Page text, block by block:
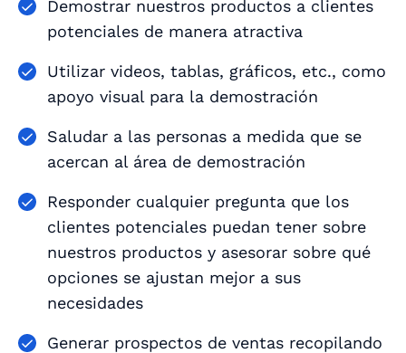
Demostrar nuestros productos a clientes
potenciales de manera atractiva
Utilizar videos, tablas, gráficos, etc., como
apoyo visual para la demostración
Saludar a las personas a medida que se
acercan al área de demostración
Responder cualquier pregunta que los
clientes potenciales puedan tener sobre
nuestros productos y asesorar sobre qué
opciones se ajustan mejor a sus
necesidades
Generar prospectos de ventas recopilando